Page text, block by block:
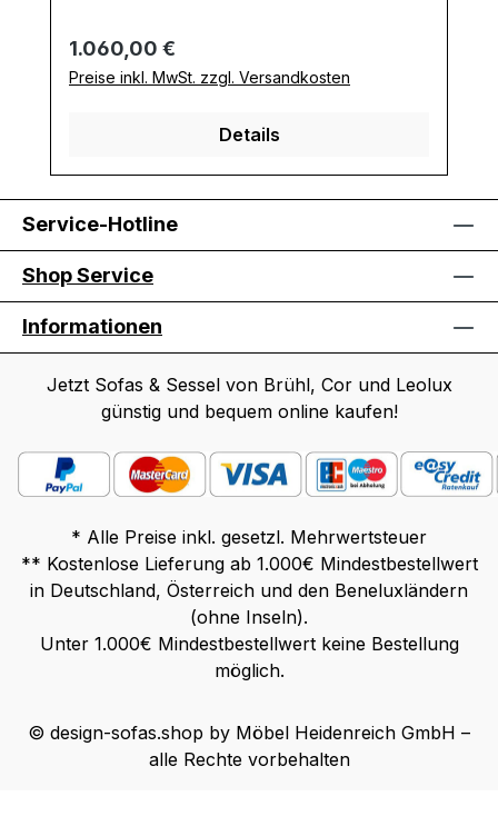
Regulärer Preis:
1.060,00 €
Preise inkl. MwSt. zzgl. Versandkosten
Details
Service-Hotline
Shop Service
Informationen
Jetzt Sofas & Sessel von Brühl, Cor und Leolux
günstig und bequem online kaufen!
* Alle Preise inkl. gesetzl. Mehrwertsteuer
** Kostenlose Lieferung ab 1.000€ Mindestbestellwert
in Deutschland, Österreich und den Beneluxländern
(ohne Inseln).
Unter 1.000€ Mindestbestellwert keine Bestellung
möglich.
© design-sofas.shop by Möbel Heidenreich GmbH –
alle Rechte vorbehalten